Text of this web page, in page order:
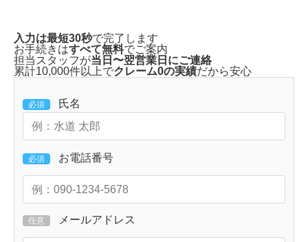
入力は最短30秒で完了します
お手続きはすべて無料でご案内
担当スタッフが当日〜翌営業日にご連絡
累計10,000件以上でクレーム0の実績だから安心
必須 氏名
必須 お電話番号
任意 メールアドレス